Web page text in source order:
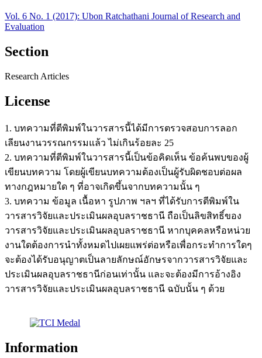
Vol. 6 No. 1 (2017): Ubon Ratchathani Journal of Research and
Evaluation
Section
Research Articles
License
1. บทความที่ตีพิมพ์ในวารสารนี้ได้มีการตรวจสอบการลอก
เลียนงานวรรณกรรมแล้ว ไม่เกินร้อยละ 25
2. บทความที่ตีพิมพ์ในวารสารนี้เป็นข้อคิดเห็น ข้อค้นพบของผู้
เขียนบทความ โดยผู้เขียนบทความต้องเป็นผู้รับผิดชอบต่อผล
ทางกฎหมายใด ๆ ที่อาจเกิดขึ้นจากบทความนั้น ๆ
3. บทความ ข้อมูล เนื้อหา รูปภาพ ฯลฯ ที่ได้รับการตีพิมพ์ใน
วารสารวิจัยและประเมินผลอุบลราชธานี ถือเป็นลิขสิทธิ์ของ
วารสารวิจัยและประเมินผลอุบลราชธานี หากบุคคลหรือหน่วย
งานใดต้องการนำทั้งหมดไปเผยแพร่ต่อหรือเพื่อกระทำการใดๆ
จะต้องได้รับอนุญาตเป็นลายลักษณ์อักษรจากวารสารวิจัยและ
ประเมินผลอุบลราชธานีก่อนเท่านั้น และจะต้องมีการอ้างอิง
วารสารวิจัยและประเมินผลอุบลราชธานี ฉบับนั้น ๆ ด้วย
Information